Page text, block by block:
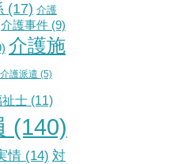
(17) 介護
介護事件 (9)
介護施
介護派遣 (5)
士 (11)
(140)
情 (14) 対